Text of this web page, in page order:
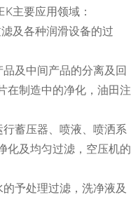
主要应用领域：
及各种润滑设备的过
及中间产品的分离及回
在制造中的净化，油田注
蓄压器、喷液、喷洒系
化及均匀过滤，空压机的
予处理过滤，洗净液及